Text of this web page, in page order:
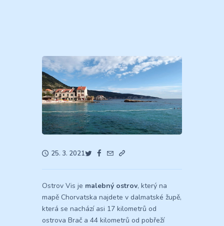
25. 3. 2021
Ostrov Vis je malebný ostrov, který na
mapě Chorvatska najdete v dalmatské župě,
která se nachází asi 17 kilometrů od
ostrova Brač a 44 kilometrů od pobřeží